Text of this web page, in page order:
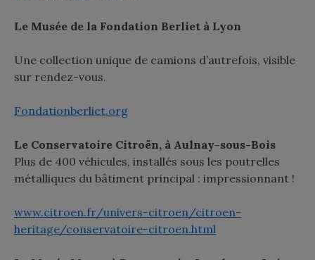
Le Musée de la Fondation Berliet à Lyon
Une collection unique de camions d’autrefois, visible
sur rendez-vous.
Fondationberliet.org
Le Conservatoire Citroën, à Aulnay-sous-Bois
Plus de 400 véhicules, installés sous les poutrelles
métalliques du bâtiment principal : impressionnant !
www.citroen.fr/univers-citroen/citroen-
heritage/conservatoire-citroen.html